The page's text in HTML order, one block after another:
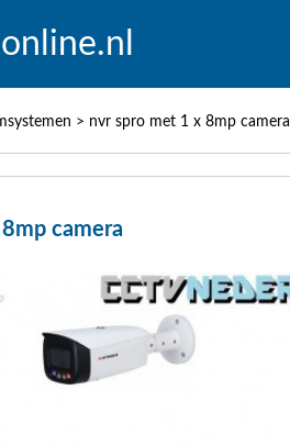
> nvr spro met 1 x 8mp camera
camera